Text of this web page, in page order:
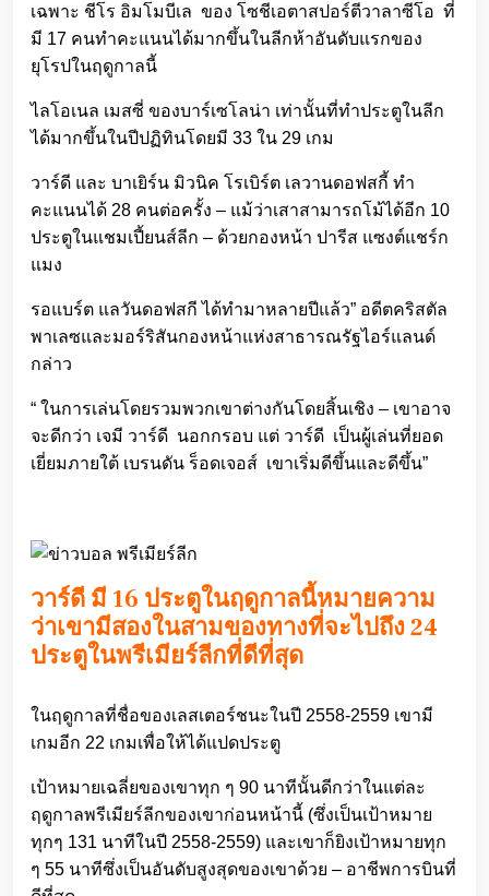
เฉพาะ ชีโร อิมโมบีเล ของ โซชีเอตาสปอร์ตีวาลาซีโอ ที่
มี 17 คนทำคะแนนได้มากขึ้นในลีกห้าอันดับแรกของ
ยุโรปในฤดูกาลนี้
ไลโอเนล เมสซี่ ของบาร์เซโลน่า เท่านั้นที่ทำประตูในลีก
ได้มากขึ้นในปีปฏิทินโดยมี 33 ใน 29 เกม
วาร์ดี และ บาเยิร์น มิวนิค โรเบิร์ต เลวานดอฟสกี้ ทำ
คะแนนได้ 28 คนต่อครั้ง – แม้ว่าเสาสามารถโม้ได้อีก 10
ประตูในแชมเปี้ยนส์ลีก – ด้วยกองหน้า ปารีส แซงต์แชร์ก
แมง
รอแบร์ต แลวันดอฟสกี ได้ทำมาหลายปีแล้ว” อดีตคริสตัล
พาเลซและมอร์ริสันกองหน้าแห่งสาธารณรัฐไอร์แลนด์
กล่าว
“ ในการเล่นโดยรวมพวกเขาต่างกันโดยสิ้นเชิง – เขาอาจ
จะดีกว่า เจมี วาร์ดี นอกกรอบ แต่ วาร์ดี เป็นผู้เล่นที่ยอด
เยี่ยมภายใต้ เบรนดัน ร็อดเจอส์ เขาเริ่มดีขึ้นและดีขึ้น”
วาร์ดี มี 16 ประตูในฤดูกาลนี้หมายความ
ว่าเขามีสองในสามของทางที่จะไปถึง 24
ประตูในพรีเมียร์ลีกที่ดีที่สุด
ในฤดูกาลที่ชื่อของเลสเตอร์ชนะในปี 2558-2559 เขามี
เกมอีก 22 เกมเพื่อให้ได้แปดประตู
เป้าหมายเฉลี่ยของเขาทุก ๆ 90 นาทีนั้นดีกว่าในแต่ละ
ฤดูกาลพรีเมียร์ลีกของเขาก่อนหน้านี้ (ซึ่งเป็นเป้าหมาย
ทุกๆ 131 นาทีในปี 2558-2559) และเขาก็ยิงเป้าหมายทุก
ๆ 55 นาทีซึ่งเป็นอันดับสูงสุดของเขาด้วย – อาชีพการบินที่